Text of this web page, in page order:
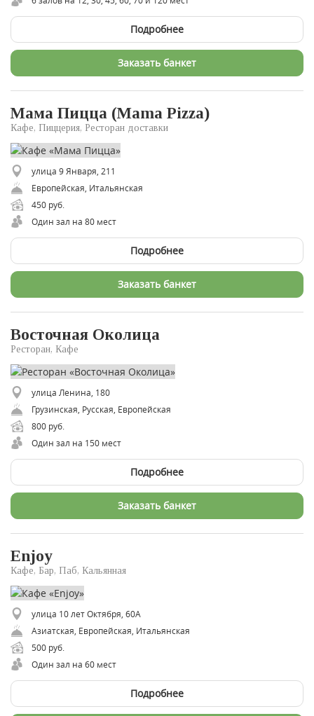
Подробнее
Заказать банкет
Мама Пицца (Mama Pizza)
Кафе, Пиццерия, Ресторан доставки
улица 9 Января, 211
Европейская, Итальянская
450 руб.
Один зал на 80 мест
Подробнее
Заказать банкет
Восточная Околица
Ресторан, Кафе
улица Ленина, 180
Грузинская, Русская, Европейская
800 руб.
Один зал на 150 мест
Подробнее
Заказать банкет
Enjoy
Кафе, Бар, Паб, Кальянная
улица 10 лет Октября, 60А
Азиатская, Европейская, Итальянская
500 руб.
Один зал на 60 мест
Подробнее